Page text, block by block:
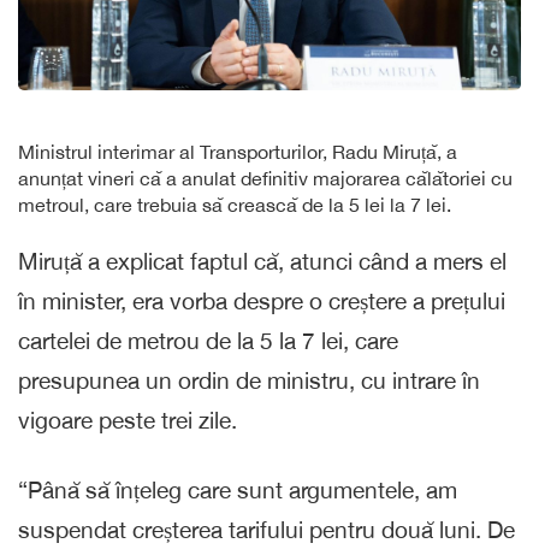
Ministrul interimar al Transporturilor, Radu Miruță, a
anunțat vineri că a anulat definitiv majorarea călătoriei cu
metroul, care trebuia să crească de la 5 lei la 7 lei.
Miruță a explicat faptul că, atunci când a mers el
în minister, era vorba despre o creștere a prețului
cartelei de metrou de la 5 la 7 lei, care
presupunea un ordin de ministru, cu intrare în
vigoare peste trei zile.
“Până să înțeleg care sunt argumentele, am
suspendat creșterea tarifului pentru două luni. De